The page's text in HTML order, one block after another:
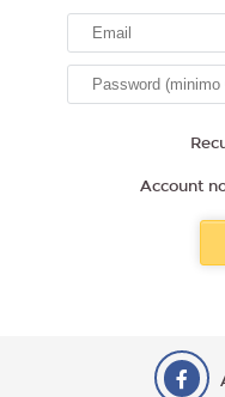
Account